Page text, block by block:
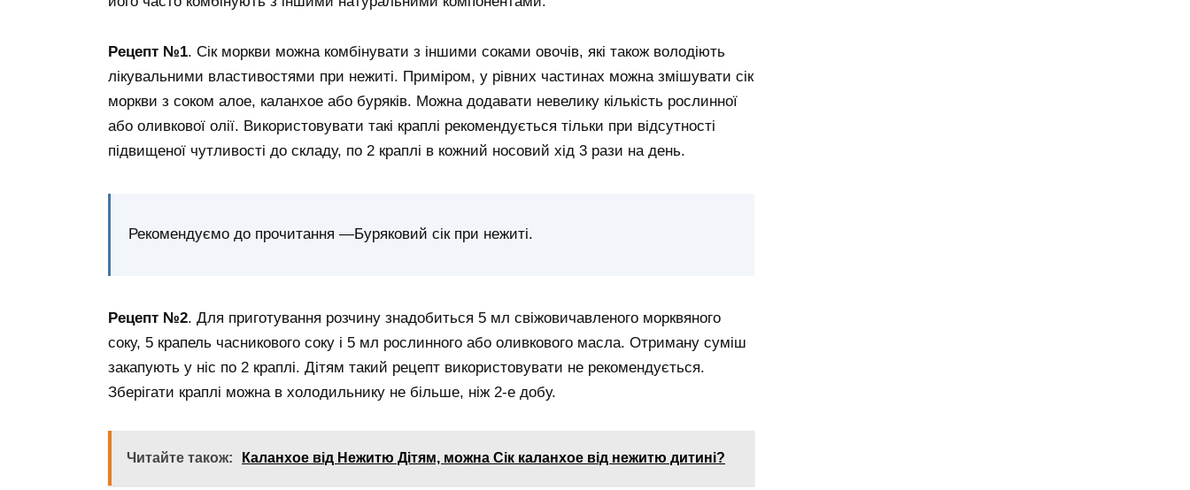
Рецепт №1. Сік моркви можна комбінувати з іншими соками овочів, які також володіють
лікувальними властивостями при нежиті. Приміром, у рівних частинах можна змішувати сік
моркви з соком алое, каланхое або буряків. Можна додавати невелику кількість рослинної
або оливкової олії. Використовувати такі краплі рекомендується тільки при відсутності
підвищеної чутливості до складу, по 2 краплі в кожний носовий хід 3 рази на день.
Рекомендуємо до прочитання —Буряковий сік при нежиті.
Рецепт №2. Для приготування розчину знадобиться 5 мл свіжовичавленого морквяного
соку, 5 крапель часникового соку і 5 мл рослинного або оливкового масла. Отриману суміш
закапують у ніс по 2 краплі. Дітям такий рецепт використовувати не рекомендується.
Зберігати краплі можна в холодильнику не більше, ніж 2-е добу.
Читайте також: Каланхое від Нежитю Дітям, можна Сік каланхое від нежитю дитині?